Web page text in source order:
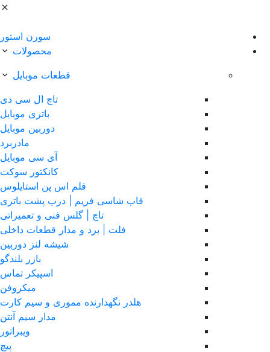
سورن استور
محصولات
قطعات موبایل
تاچ ال سی دی
باتری موبایل
دوربین موبایل
مادربرد
آی سی موبایل
کانکتور سوکت
قلم اس پن استایلوس
قاب شاسی فریم | درب پشت باتری
تاچ | گلس فنی و تعمیراتی
فلت | برد و مدار قطعات داخلی
شیشه لنز دوربین
بازر بلندگو
اسپیکر تماس
میکروفن
هلدر نگهدارنده مموری و سیم کارت
مدار سیم آنتن
ویبراتور
پیچ